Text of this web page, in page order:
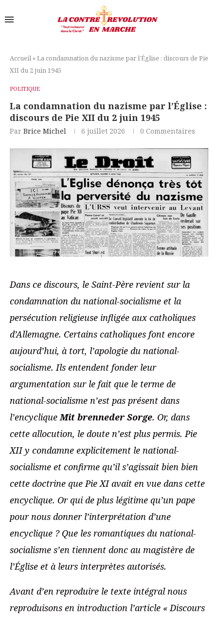
Accueil»La condamnation du nazisme par l’Église : discours de Pie
XII du 2 juin 1945
POLITIQUE
La condamnation du nazisme par l’Église :
discours de Pie XII du 2 juin 1945
Par Brice Michel 6 juillet 2026 0 Commentaires
Dans ce discours, le Saint-Père revient sur la
condamnation du national-socialisme et la
persécution religieuse infligée aux catholiques
d’Allemagne. Certains catholiques font encore
aujourd’hui, à tort, l’apologie du national-
socialisme. Ils entendent fonder leur
argumentation sur le fait que le terme de
national-socialisme n’est pas présent dans
l’encycliqueMit brenneder Sorge. Or, dans
cette allocution, le doute n’est plus permis. Pie
XII y condamne explicitement le national-
socialisme et confirme qu’il s’agissait bien bien
cette doctrine que Pie XI avait en vue dans cette
encyclique. Or qui de plus légitime qu’un pape
pour nous donner l’interprétation d’une
encyclique ? Que les romantiques du national-
socialisme s’en tiennent donc au magistère de
l’Église et à leurs interprètes autorisés.
Avant d’en reproduire le texte intégral nous
reproduisons en introduction l’article « Discours